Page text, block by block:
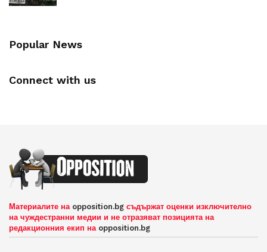
Popular News
Connect with us
Материалите на opposition.bg съдържат оценки изключително
на чуждестранни медии и не отразяват позицията на
редакционния екип на opposition.bg